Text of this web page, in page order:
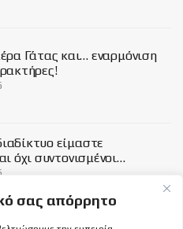
σας απόρρητο
Γάτας και… εναρμόνιση
είμαστε
όχι συντονισμένοι…